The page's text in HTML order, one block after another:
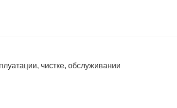
чистке, обслуживании